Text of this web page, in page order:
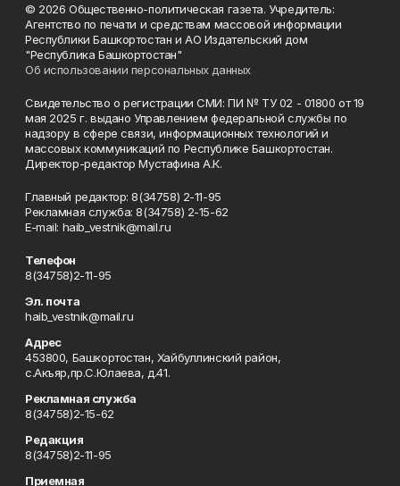
© 2026 Общественно-политическая газета. Учредитель:
Агентство по печати и средствам массовой информации
Республики Башкортостан и АО Издательский дом
"Республика Башкортостан"
Об использовании персональных данных
Свидетельство о регистрации СМИ: ПИ № ТУ 02 - 01800 от 19
мая 2025 г. выдано Управлением федеральной службы по
надзору в сфере связи, информационных технологий и
массовых коммуникаций по Республике Башкортостан.
Директор-редактор Мустафина А.К.
Главный редактор: 8(34758) 2-11-95
Рекламная служба: 8(34758) 2-15-62
Е-mаil: haib_vestnik@mail.ru
Телефон
8(34758)2-11-95
Эл. почта
haib_vestnik@mail.ru
Адрес
453800, Башкортостан, Хайбуллинский район,
с.Акъяр,пр.С.Юлаева, д.41.
Рекламная служба
8(34758)2-15-62
Редакция
8(34758)2-11-95
Приемная